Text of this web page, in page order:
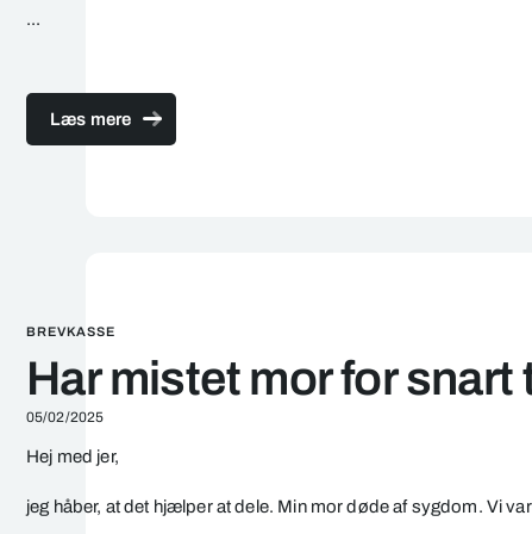
...
Læs mere
BREVKASSE
Har mistet mor for snart
05/02/2025
Hej med jer,
jeg håber, at det hjælper at dele. Min mor døde af sygdom. Vi